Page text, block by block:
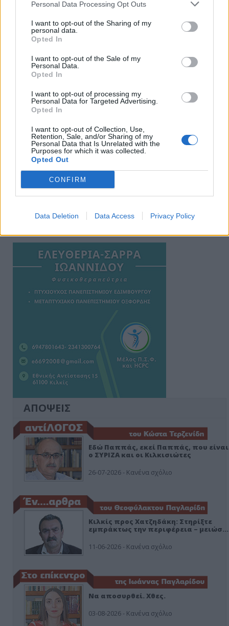
Personal Data Processing Opt Outs
I want to opt-out of the Sharing of my
personal data.
Opted In
I want to opt-out of the Sale of my
Personal Data.
Opted In
I want to opt-out of processing my
Personal Data for Targeted Advertising.
Opted In
I want to opt-out of Collection, Use,
Retention, Sale, and/or Sharing of my
Personal Data that Is Unrelated with the
Purposes for which it was collected.
Opted Out
CONFIRM
Data Deletion Data Access Privacy Policy
ΑΠΟΨΕΙΣ
Εδώ Παππάς, εκεί Παππάς, που είναι
ο ΣΥΡΙΖΑ και οι Κιλκισιώτες
26-07-2026 - Κανένα σχόλιο
Κιλκίς προς Χατζηδάκη: Στηρίξτε
εμπράκτως την περιφέρεια – μειώσ…
11-06-2026 - Κανένα σχόλιο
Να αποσυρθεί. Χθες.
03-08-2026 - Κανένα σχόλιο